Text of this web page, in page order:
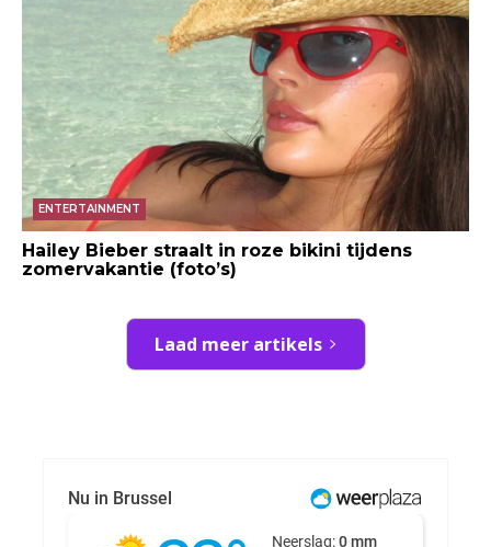
ENTERTAINMENT
Hailey Bieber straalt in roze bikini tijdens
zomervakantie (foto’s)
Laad meer artikels